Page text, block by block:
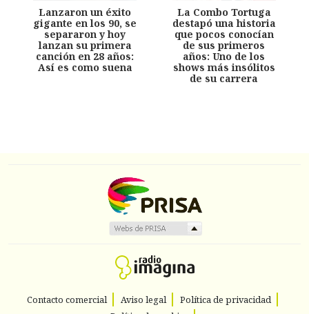
Lanzaron un éxito
gigante en los 90, se
separaron y hoy
lanzan su primera
canción en 28 años:
Así es como suena
La Combo Tortuga
destapó una historia
que pocos conocían
de sus primeros
años: Uno de los
shows más insólitos
de su carrera
Contacto comercial Aviso legal
Política de privacidad